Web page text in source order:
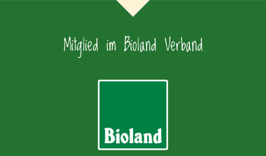
Mitglied im Bioland Verband